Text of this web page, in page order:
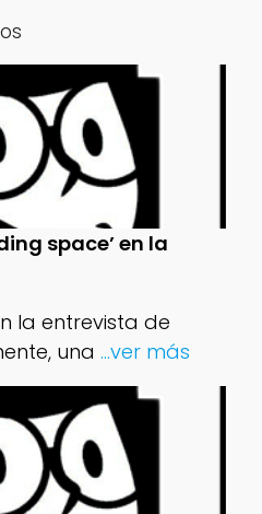
space’ en la
la entrevista de
una ...ver más